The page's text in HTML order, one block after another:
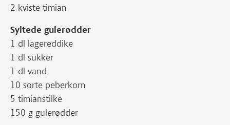
2 kviste timian
Syltede gulerødder
1 dl lagereddike
1 dl sukker
1 dl vand
10 sorte peberkorn
5 timianstilke
150 g gulerødder